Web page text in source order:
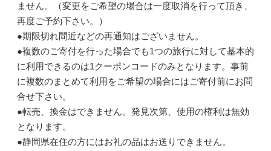
ません。（変更をご希望の場合は一度取消を行って頂き、
再度ご予約下さい。）
●期限切れ間近などの再通知はございません。
●複数のご寄付を行った場合でも1つの旅行に対して基本的
に利用できるのは1クーポンコードのみとなります。事前
に複数のまとめて利用をご希望の場合にはご寄付前にお問
合せ下さい。
●転売、換金はできません。発見次第、使用の権利は無効
となります。
●静岡県在住の方にはお礼の品はお送りできません。